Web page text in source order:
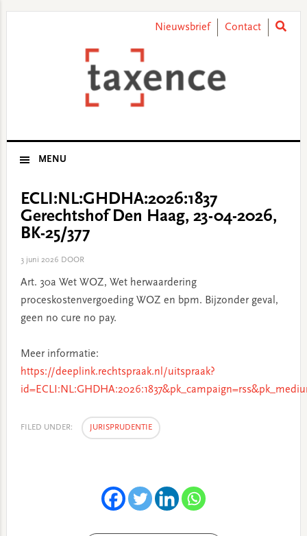
Nieuwsbrief Contact
MENU
ECLI:NL:GHDHA:2026:1837
Gerechtshof Den Haag, 23-04-2026,
BK-25/377
3 juni 2026 DOOR
Art. 30a Wet WOZ, Wet herwaardering
proceskostenvergoeding WOZ en bpm. Bijzonder geval,
geen no cure no pay.
Meer informatie:
https://deeplink.rechtspraak.nl/uitspraak?
FILED UNDER: JURISPRUDENTIE